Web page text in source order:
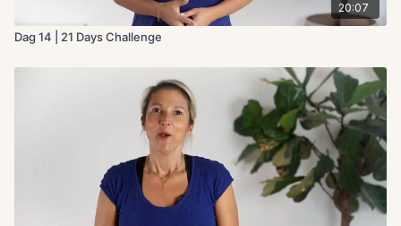
20:07
Dag 14 | 21 Days Challenge